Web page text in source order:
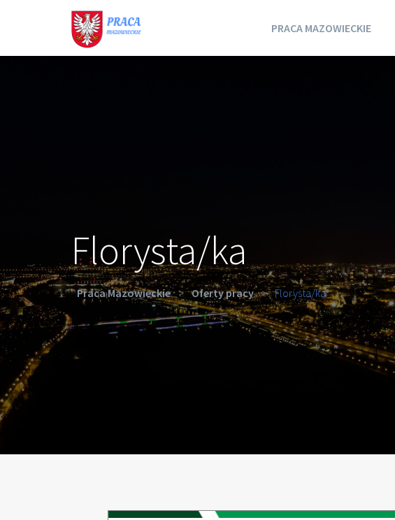
PRACA MAZOWIECKIE
Florysta/ka
Praca Mazowieckie > Oferty pracy > Florysta/ka